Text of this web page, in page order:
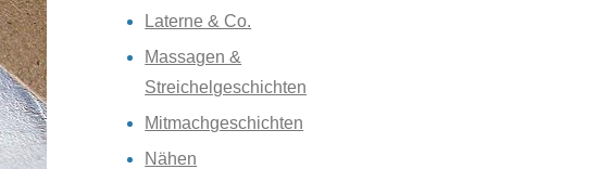
Laterne & Co.
Massagen &
Streichelgeschichten
Mitmachgeschichten
Nähen